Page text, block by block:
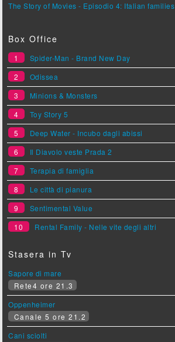
The Story of Movies - Episodio 4: Italian families
Box Office
1
Spider-Man - Brand New Day
2
Odissea
3
Minions & Monsters
4
Toy Story 5
5
Deep Water - Incubo dagli abissi
6
Il Diavolo veste Prada 2
7
Terapia di famiglia
8
Le città di pianura
9
Sentimental Value
10
Rental Family - Nelle vite degli altri
Stasera in Tv
Sapore di mare
Rete4 ore 21.3
Oppenheimer
Canale 5 ore 21.2
Cani sciolti